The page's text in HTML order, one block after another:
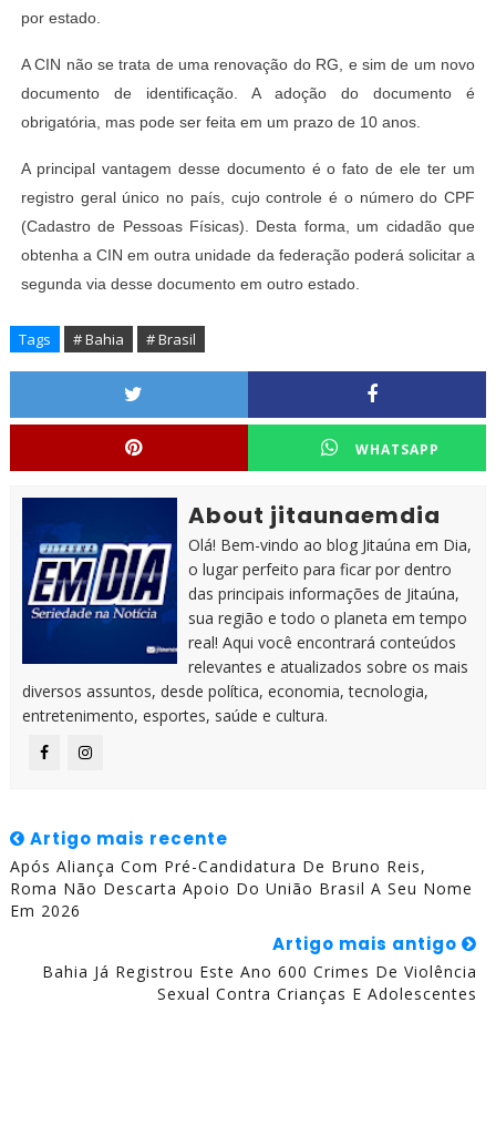
por estado.
A CIN não se trata de uma renovação do RG, e sim de um novo
documento de identificação. A adoção do documento é
obrigatória, mas pode ser feita em um prazo de 10 anos.
A principal vantagem desse documento é o fato de ele ter um
registro geral único no país, cujo controle é o número do CPF
(Cadastro de Pessoas Físicas). Desta forma, um cidadão que
obtenha a CIN em outra unidade da federação poderá solicitar a
segunda via desse documento em outro estado.
Tags # Bahia # Brasil
WHATSAPP
About jitaunaemdia
Olá! Bem-vindo ao blog Jitaúna em Dia,
o lugar perfeito para ficar por dentro
das principais informações de Jitaúna,
sua região e todo o planeta em tempo
real! Aqui você encontrará conteúdos
relevantes e atualizados sobre os mais
diversos assuntos, desde política, economia, tecnologia,
entretenimento, esportes, saúde e cultura.
Artigo mais recente
Após Aliança Com Pré-Candidatura De Bruno Reis,
Roma Não Descarta Apoio Do União Brasil A Seu Nome
Em 2026
Artigo mais antigo
Bahia Já Registrou Este Ano 600 Crimes De Violência
Sexual Contra Crianças E Adolescentes